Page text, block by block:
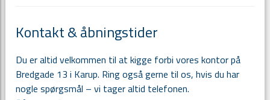
Kontakt & åbningstider
Du er altid velkommen til at kigge forbi vores kontor på
Bredgade 13 i Karup. Ring også gerne til os, hvis du har
nogle spørgsmål – vi tager altid telefonen.